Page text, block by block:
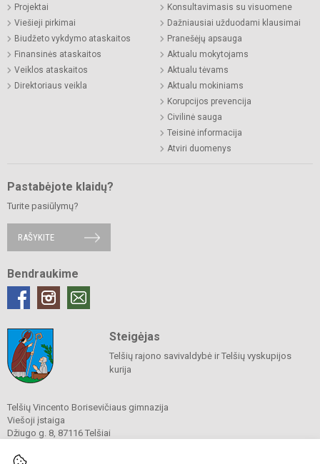
Projektai
Viešieji pirkimai
Biudžeto vykdymo ataskaitos
Finansinės ataskaitos
Veiklos ataskaitos
Direktoriaus veikla
Konsultavimasis su visuomene
Dažniausiai užduodami klausimai
Pranešėjų apsauga
Aktualu mokytojams
Aktualu tėvams
Aktualu mokiniams
Korupcijos prevencija
Civilinė sauga
Teisinė informacija
Atviri duomenys
Pastabėjote klaidų?
Turite pasiūlymų?
RAŠYKITE
Bendraukime
Steigėjas
Telšių rajono savivaldybė ir Telšių vyskupijos
kurija
Telšių Vincento Borisevičiaus gimnazija
Viešoji įstaiga
Džiugo g. 8, 87116 Telšiai
El. p.